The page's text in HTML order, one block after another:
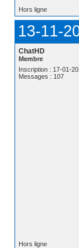
Hors ligne
13-11-
ChatHD
Membre
Inscription : 17-01-
Messages : 107
Hors ligne